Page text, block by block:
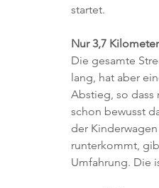
startet.
Nur 3,7
Die gesamte
lang, hat aber
Abstieg, so dass
schon bewusst
der
runterkommt,
Umfahrung. Die